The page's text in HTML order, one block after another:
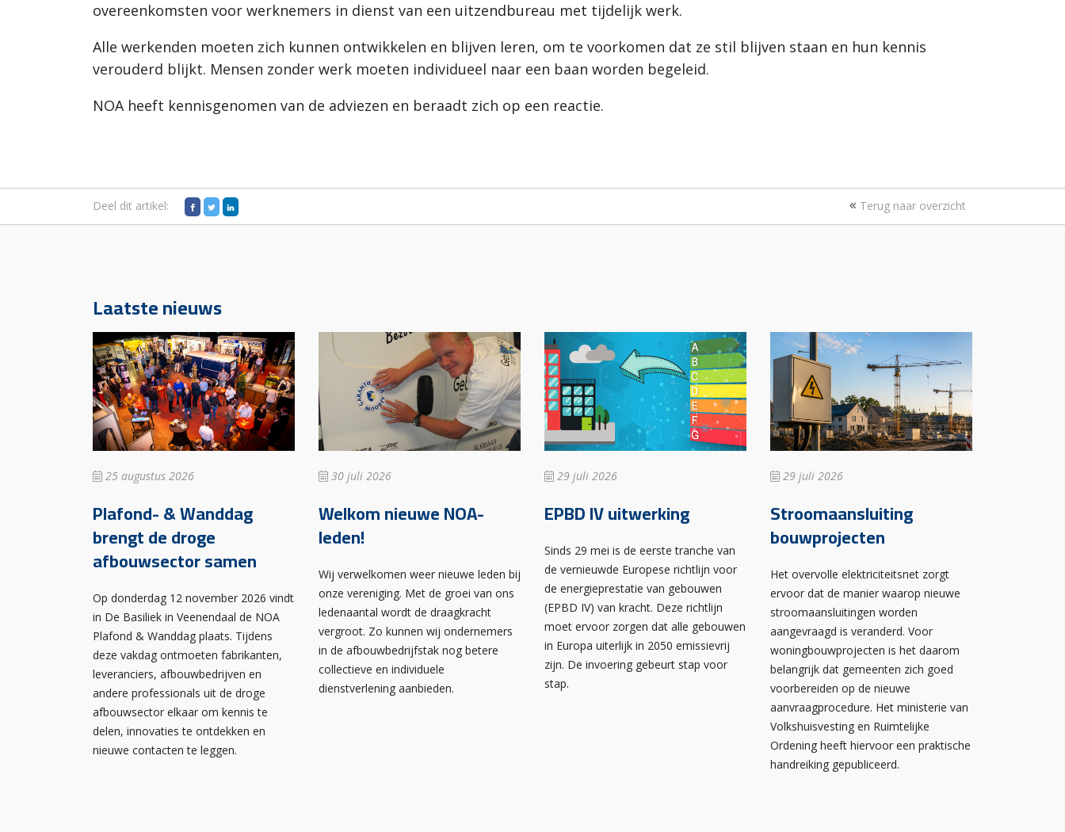
overeenkomsten voor werknemers in dienst van een uitzendbureau met tijdelijk werk.
Alle werkenden moeten zich kunnen ontwikkelen en blijven leren, om te voorkomen dat ze stil blijven staan en hun kennis
verouderd blijkt. Mensen zonder werk moeten individueel naar een baan worden begeleid.
NOA heeft kennisgenomen van de adviezen en beraadt zich op een reactie.
Deel dit artikel: Terug naar overzicht
Laatste nieuws
25 augustus 2026
Plafond- & Wanddag
brengt de droge
afbouwsector samen
Op donderdag 12 november 2026 vindt
in De Basiliek in Veenendaal de NOA
Plafond & Wanddag plaats. Tijdens
deze vakdag ontmoeten fabrikanten,
leveranciers, afbouwbedrijven en
andere professionals uit de droge
afbouwsector elkaar om kennis te
delen, innovaties te ontdekken en
nieuwe contacten te leggen.
30 juli 2026
Welkom nieuwe NOA-
leden!
Wij verwelkomen weer nieuwe leden bij
onze vereniging. Met de groei van ons
ledenaantal wordt de draagkracht
vergroot. Zo kunnen wij ondernemers
in de afbouwbedrijfstak nog betere
collectieve en individuele
dienstverlening aanbieden.
29 juli 2026
EPBD IV uitwerking
Sinds 29 mei is de eerste tranche van
de vernieuwde Europese richtlijn voor
de energieprestatie van gebouwen
(EPBD IV) van kracht. Deze richtlijn
moet ervoor zorgen dat alle gebouwen
in Europa uiterlijk in 2050 emissievrij
zijn. De invoering gebeurt stap voor
stap.
29 juli 2026
Stroomaansluiting
bouwprojecten
Het overvolle elektriciteitsnet zorgt
ervoor dat de manier waarop nieuwe
stroomaansluitingen worden
aangevraagd is veranderd. Voor
woningbouwprojecten is het daarom
belangrijk dat gemeenten zich goed
voorbereiden op de nieuwe
aanvraagprocedure. Het ministerie van
Volkshuisvesting en Ruimtelijke
Ordening heeft hiervoor een praktische
handreiking gepubliceerd.